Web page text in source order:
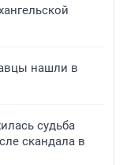
нашли в
судьба
скандала в